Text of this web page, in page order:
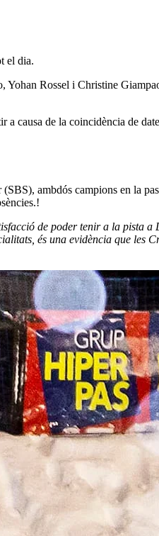
el dia.
Yohan Rossel i Christine
causa de la coincidència de
ambdós campions en la
de poder tenir a la pista
és una evidència que les